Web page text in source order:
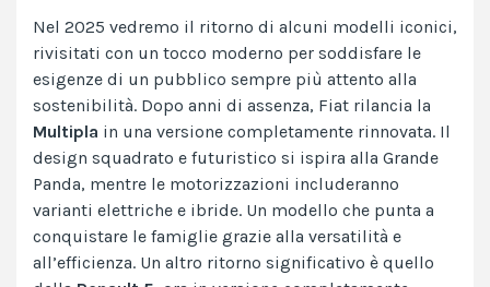
Nel 2025 vedremo il ritorno di alcuni modelli iconici,
rivisitati con un tocco moderno per soddisfare le
esigenze di un pubblico sempre più attento alla
sostenibilità. Dopo anni di assenza, Fiat rilancia la
Multipla in una versione completamente rinnovata. Il
design squadrato e futuristico si ispira alla Grande
Panda, mentre le motorizzazioni includeranno
varianti elettriche e ibride. Un modello che punta a
conquistare le famiglie grazie alla versatilità e
all’efficienza​. Un altro ritorno significativo è quello